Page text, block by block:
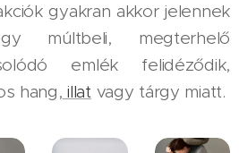
gyakran akkor jelennek
múltbeli, megterhelő
emlék felidéződik,
hang, illatvagy tárgy miatt.